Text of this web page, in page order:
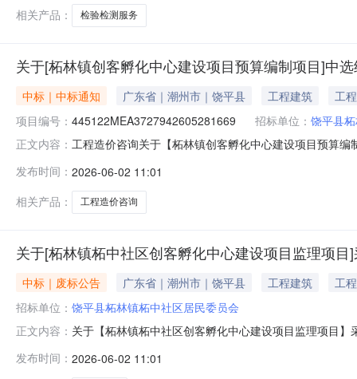
相关产品：
检验检测服务
关于[柘林镇创客孵化中心建设项目预算编制项目]中
中标｜中标通知 广东省｜潮州市｜饶平县 工程建筑
工程
项目编号： 445122MEA3727942605281669 招标单位： 饶平县
正文内容： 工程造价咨询关于【柘林镇创客孵化中心建设项目预算
目采购）投资审批项目否采购项目编码：
发布时间： 2026-06-02 11:01
相关产品：
工程造价咨询
关于[柘林镇柘中社区创客孵化中心建设项目监理项目
中标｜废标公告 广东省｜潮州市｜饶平县 工程建筑
工程
招标单位： 饶平县柘林镇柘中社区居民委员会
正文内容： 关于【柘林镇柘中社区创客孵化中心建设项目监理项目
发布时间： 2026-06-02 11:01